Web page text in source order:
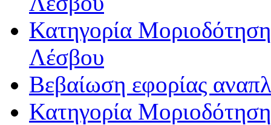
Κατηγορία
Λέσβου
Βεβαίωση εφορίας
Κατηγορία